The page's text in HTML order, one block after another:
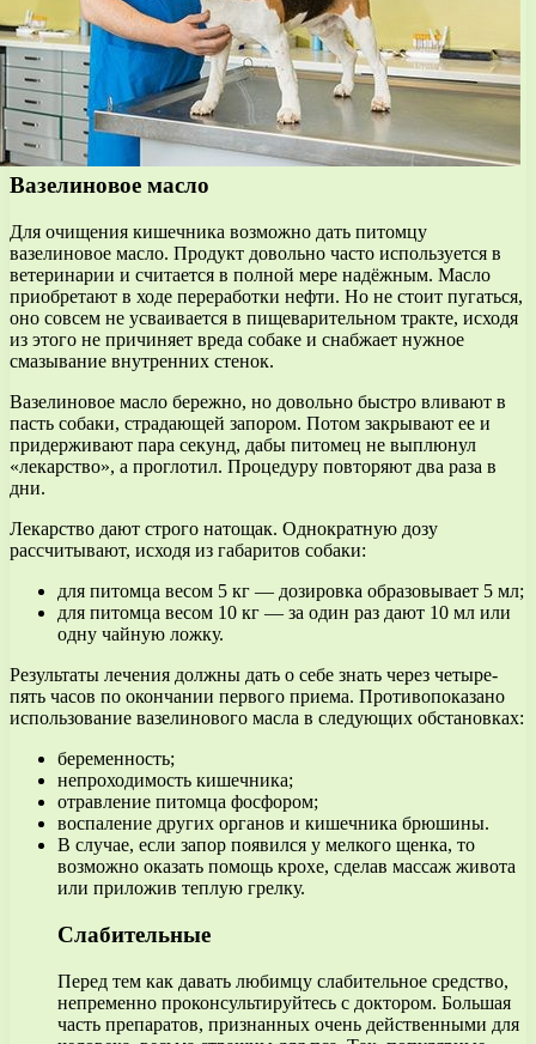
Вазелиновое масло
Для очищения кишечника возможно дать питомцу
вазелиновое масло. Продукт довольно часто используется в
ветеринарии и считается в полной мере надёжным. Масло
приобретают в ходе переработки нефти. Но не стоит пугаться,
оно совсем не усваивается в пищеварительном тракте, исходя
из этого не причиняет вреда собаке и снабжает нужное
смазывание внутренних стенок.
Вазелиновое масло бережно, но довольно быстро вливают в
пасть собаки, страдающей запором. Потом закрывают ее и
придерживают пара секунд, дабы питомец не выплюнул
«лекарство», а проглотил. Процедуру повторяют два раза в
дни.
Лекарство дают строго натощак. Однократную дозу
рассчитывают, исходя из габаритов собаки:
для питомца весом 5 кг — дозировка образовывает 5 мл;
для питомца весом 10 кг — за один раз дают 10 мл или
одну чайную ложку.
Результаты лечения должны дать о себе знать через четыре-
пять часов по окончании первого приема. Противопоказано
использование вазелинового масла в следующих обстановках:
беременность;
непроходимость кишечника;
отравление питомца фосфором;
воспаление других органов и кишечника брюшины.
В случае, если запор появился у мелкого щенка, то
возможно оказать помощь крохе, сделав массаж живота
или приложив теплую грелку.
Слабительные
Перед тем как давать любимцу слабительное средство,
непременно проконсультируйтесь с доктором. Большая
часть препаратов, признанных очень действенными для